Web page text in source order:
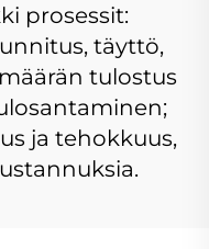
prosessit:
täyttö,
tulostus
ja tehokkuus,